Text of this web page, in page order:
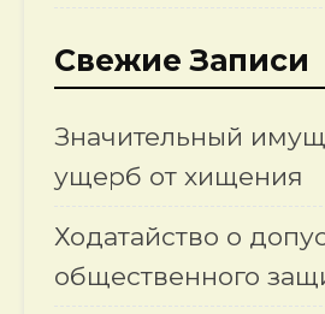
Свежие Записи
Значительный
ущерб от хищения
Ходатайство о
общественного